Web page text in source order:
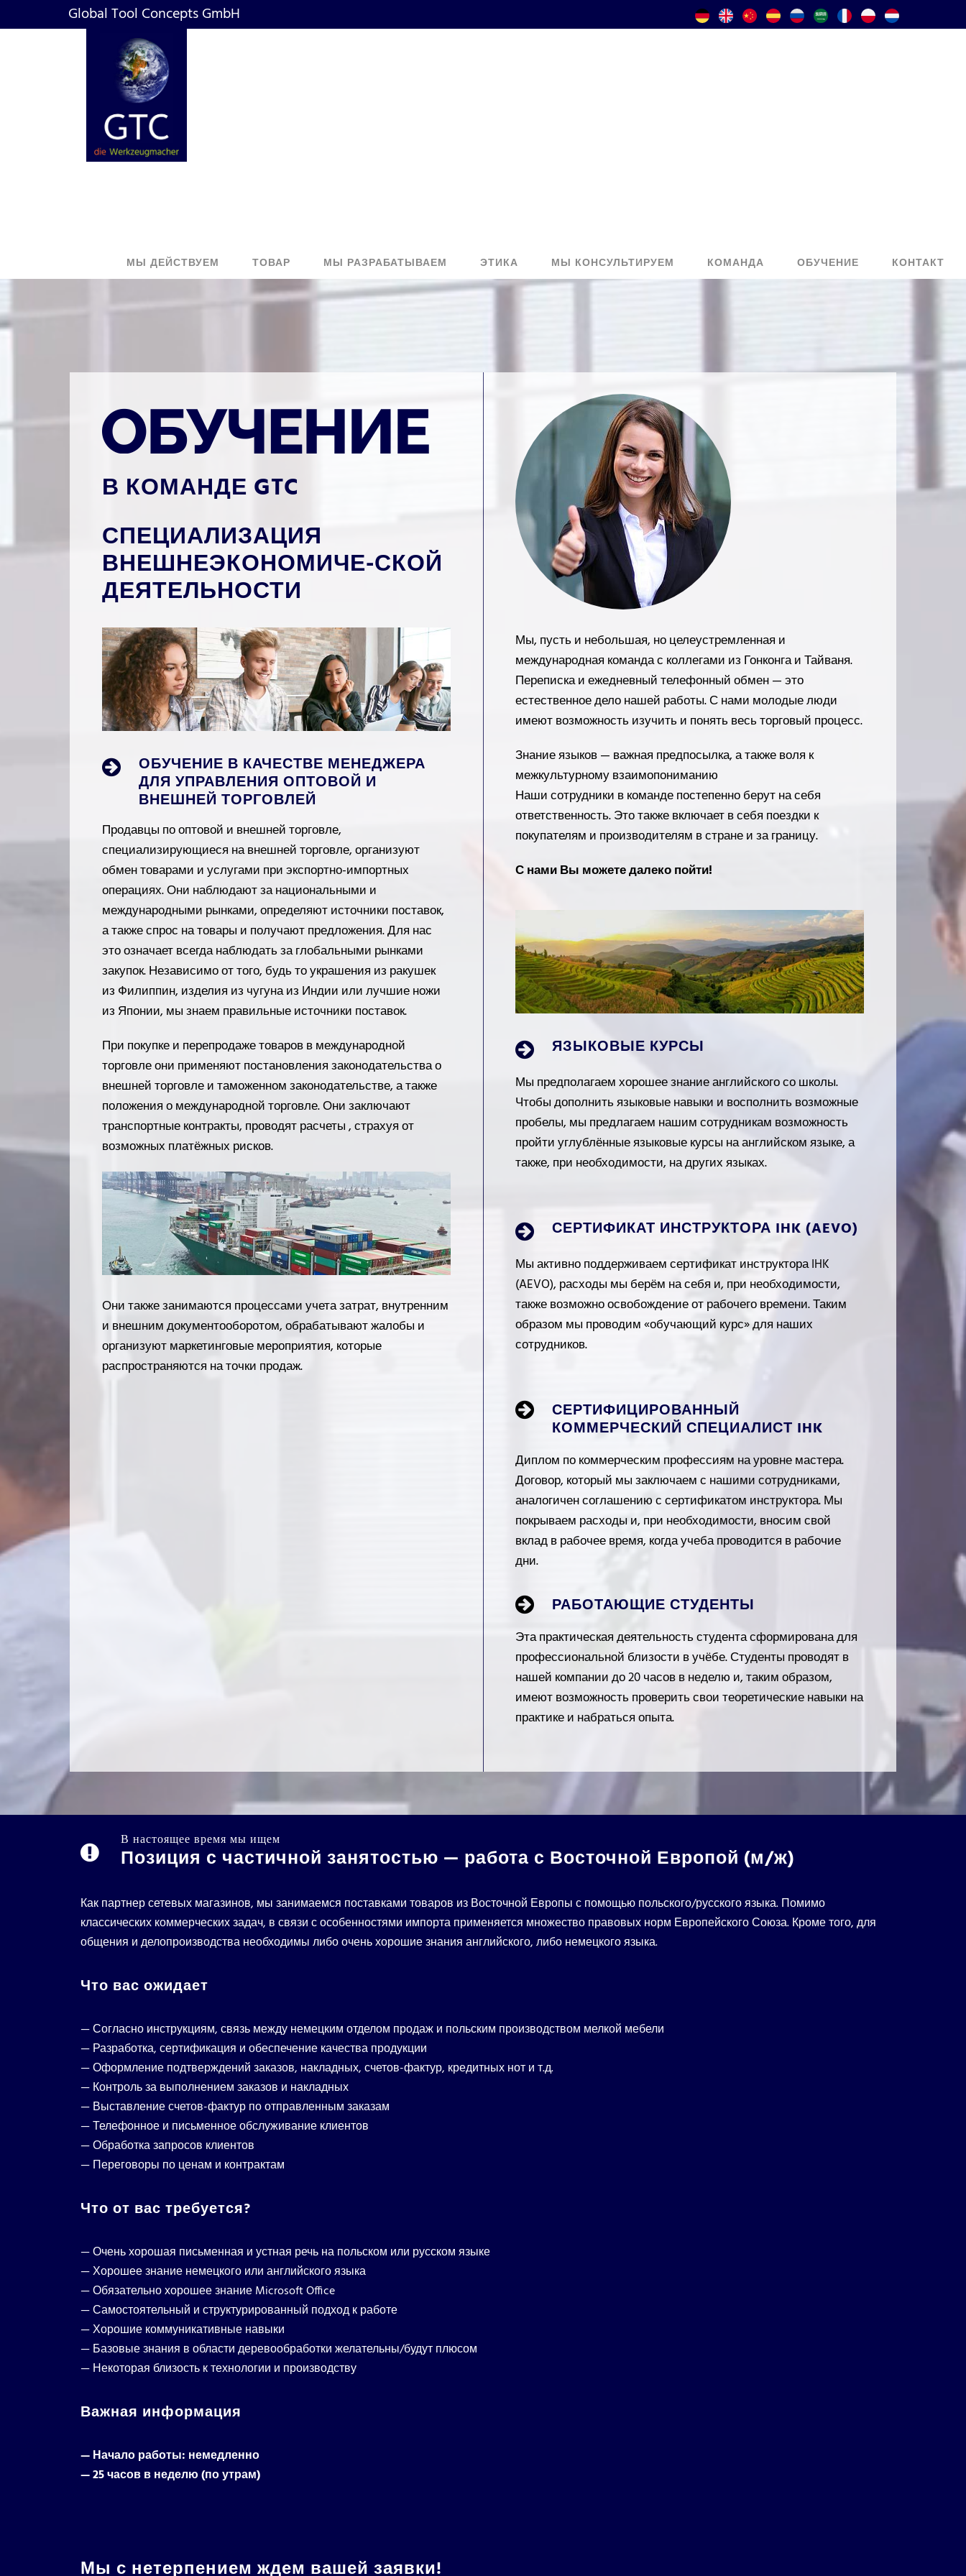
Global Tool Concepts GmbH
МЫ ДЕЙСТВУЕМ ТОВАР МЫ РАЗРАБАТЫВАЕМ ЭТИКА МЫ КОНСУЛЬТИРУЕМ КОМАНДА ОБУЧЕНИЕ КОНТАКТ
В КОМАНДЕ GTC
СПЕЦИАЛИЗАЦИЯ
ВНЕШНЕЭКОНОМИЧЕ-СКОЙ
ДЕЯТЕЛЬНОСТИ
ОБУЧЕНИЕ В КАЧЕСТВЕ МЕНЕДЖЕРА
ДЛЯ УПРАВЛЕНИЯ ОПТОВОЙ И
ВНЕШНЕЙ ТОРГОВЛЕЙ
Продавцы по оптовой и внешней торговле,
специализирующиеся на внешней торговле, организуют
обмен товарами и услугами при экспортно-импортных
операциях. Они наблюдают за национальными и
международными рынками, определяют источники поставок,
а также спрос на товары и получают предложения. Для нас
это означает всегда наблюдать за глобальными рынками
закупок. Независимо от того, будь то украшения из ракушек
из Филиппин, изделия из чугуна из Индии или лучшие ножи
из Японии, мы знаем правильные источники поставок.
При покупке и перепродаже товаров в международной
торговле они применяют постановления законодательства о
внешней торговле и таможенном законодательстве, а также
положения о международной торговле. Они заключают
транспортные контракты, проводят расчеты , страхуя от
возможных платёжных рисков.
Они также занимаются процессами учета затрат, внутренним
и внешним документооборотом, обрабатывают жалобы и
организуют маркетинговые мероприятия, которые
распространяются на точки продаж.
Мы, пусть и небольшая, но целеустремленная и
международная команда с коллегами из Гонконга и Тайваня.
Переписка и ежедневный телефонный обмен — это
естественное дело нашей работы. С нами молодые люди
имеют возможность изучить и понять весь торговый процесс.
Знание языков — важная предпосылка, а также воля к
межкультурному взаимопониманию
Наши сотрудники в команде постепенно берут на себя
ответственность. Это также включает в себя поездки к
покупателям и производителям в стране и за границу.
С нами Вы можете далеко пойти!
ЯЗЫКОВЫЕ КУРСЫ
Мы предполагаем хорошее знание английского со школы.
Чтобы дополнить языковые навыки и восполнить возможные
пробелы, мы предлагаем нашим сотрудникам возможность
пройти углублённые языковые курсы на английском языке, а
также, при необходимости, на других языках.
СЕРТИФИКАТ ИНСТРУКТОРА IHK (AEVO)
Мы активно поддерживаем сертификат инструктора IHK
(AEVO), расходы мы берём на себя и, при необходимости,
также возможно освобождение от рабочего времени. Таким
образом мы проводим «обучающий курс» для наших
сотрудников.
СЕРТИФИЦИРОВАННЫЙ
КОММЕРЧЕСКИЙ СПЕЦИАЛИСТ IHK
Диплом по коммерческим профессиям на уровне мастера.
Договор, который мы заключаем с нашими сотрудниками,
аналогичен соглашению с сертификатом инструктора. Мы
покрываем расходы и, при необходимости, вносим свой
вклад в рабочее время, когда учеба проводится в рабочие
дни.
РАБОТАЮЩИЕ СТУДЕНТЫ
Эта практическая деятельность студента сформирована для
профессиональной близости в учёбе. Студенты проводят в
нашей компании до 20 часов в неделю и, таким образом,
имеют возможность проверить свои теоретические навыки на
практике и набраться опыта.
В настоящее время мы ищем
Позиция с частичной занятостью — работа с Восточной Европой (м/ж)
Как партнер сетевых магазинов, мы занимаемся поставками товаров из Восточной Европы с помощью польского/русского языка. Помимо
классических коммерческих задач, в связи с особенностями импорта применяется множество правовых норм Европейского Союза. Кроме того, для
общения и делопроизводства необходимы либо очень хорошие знания английского, либо немецкого языка.
Что вас ожидает
— Согласно инструкциям, связь между немецким отделом продаж и польским производством мелкой мебели
— Разработка, сертификация и обеспечение качества продукции
— Оформление подтверждений заказов, накладных, счетов-фактур, кредитных нот и т.д.
— Контроль за выполнением заказов и накладных
— Выставление счетов-фактур по отправленным заказам
— Телефонное и письменное обслуживание клиентов
— Обработка запросов клиентов
— Переговоры по ценам и контрактам
Что от вас требуется?
— Очень хорошая письменная и устная речь на польском или русском языке
— Хорошее знание немецкого или английского языка
— Обязательно хорошее знание Microsoft Office
— Самостоятельный и структурированный подход к работе
— Хорошие коммуникативные навыки
— Базовые знания в области деревообработки желательны/будут плюсом
— Некоторая близость к технологии и производству
Важная информация
— Начало работы: немедленно
— 25 часов в неделю (по утрам)
Мы с нетерпением ждем вашей заявки!